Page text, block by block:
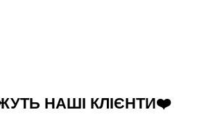
НАШІ КЛІЄНТИ❤️